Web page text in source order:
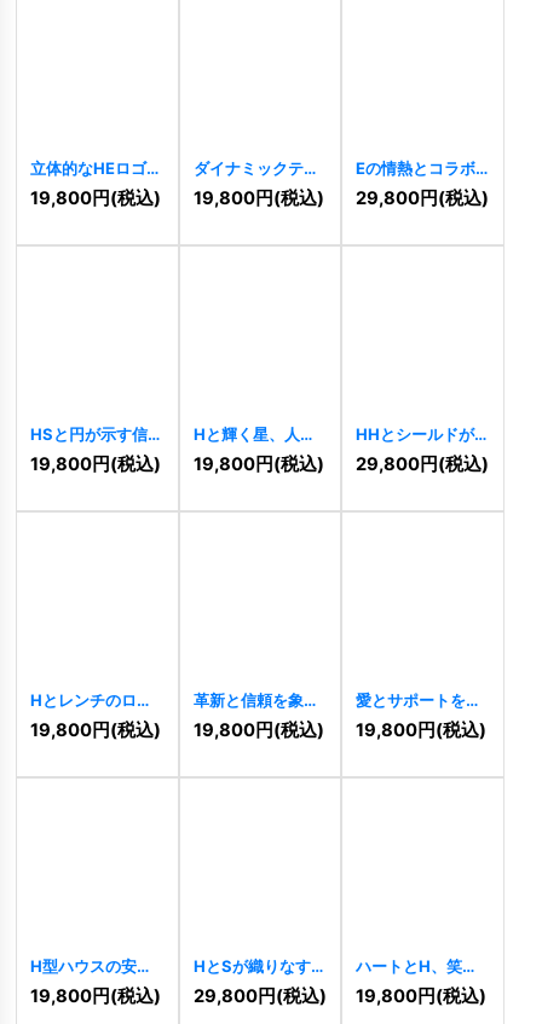
立体的なHEロゴ
[10053]
19,800円(税込)
ダイナミックテク
ノロジーHロゴ
10036]
19,800円(税込)
Eの情熱とコラボ
レーションのロゴ
10032 ]
29,800円(税込)
HSと円が示す信頼
と革新のロゴ
10864
19,800円(税込)
Hと輝く星、人型
が示す健康と成長
のロゴ [10866]
19,800円(税込)
HHとシールドが
示す信頼と連携の
ロゴ
10856]
29,800円(税込)
Hとレンチのロゴ
[10858]
19,800円(税込)
革新と信頼を象徴
する「EX」のヘキ
サゴンロゴ
19,800円(税込)
愛とサポートを象
徴するAまたはH
のハートと人間の
19,800円(税込)
H型ハウスの安心
と成長ロゴ
10825 ]
19,800円(税込)
HとSが織りなす革
新と飛躍のロゴ
10826 ]
29,800円(税込)
ハートとH、笑顔
が寄り添うウェル
ネスロゴ 10828]
19,800円(税込)